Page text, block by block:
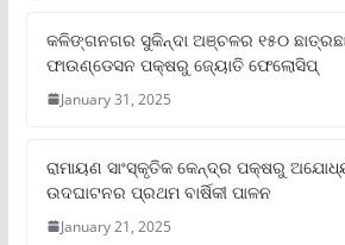
କଳିଙ୍ଗନଗର ସୁକିନ୍ଦା ଅଞ୍ଚଳର ୧୫୦
ଫାଉଣ୍ଡେସନ ପକ୍ଷରୁ ଜ୍ୟୋତି ଫେଲୋସିପ୍‌
January 31, 2025
ରାମାୟଣ ସାଂସ୍କୃତିକ କେନ୍ଦ୍ର ପକ୍ଷରୁ
ଉଦଘାଟନର ପ୍ରଥମ ବାର୍ଷିକୀ ପାଳନ
January 21, 2025